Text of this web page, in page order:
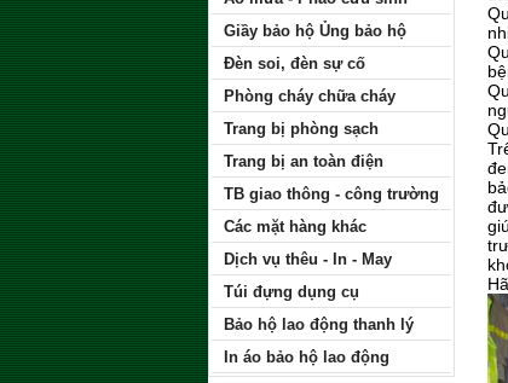
Giầy bảo hộ Ủng bảo hộ
Đèn soi, đèn sự cố
Phòng cháy chữa cháy
Trang bị phòng sạch
Trang bị an toàn điện
TB giao thông - công trường
Các mặt hàng khác
Dịch vụ thêu - In - May
Túi đựng dụng cụ
Bảo hộ lao động thanh lý
In áo bảo hộ lao động